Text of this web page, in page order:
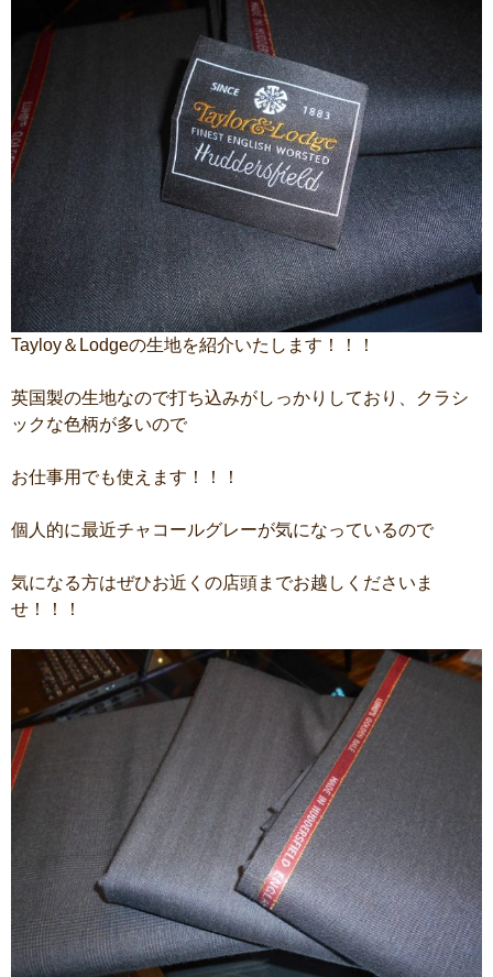
Tayloy＆Lodgeの生地を紹介いたします！！！
英国製の生地なので打ち込みがしっかりしており、クラシ
ックな色柄が多いので
お仕事用でも使えます！！！
個人的に最近チャコールグレーが気になっているので
気になる方はぜひお近くの店頭までお越しくださいま
せ！！！